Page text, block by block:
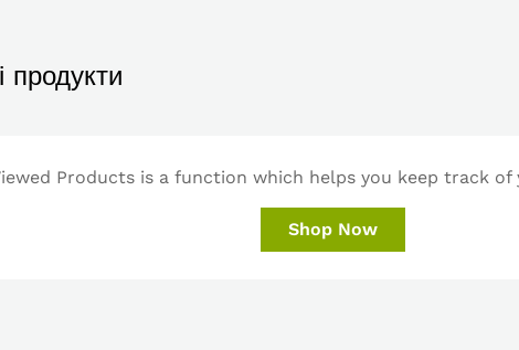
продукти
Products is a function which helps you keep track
Shop Now